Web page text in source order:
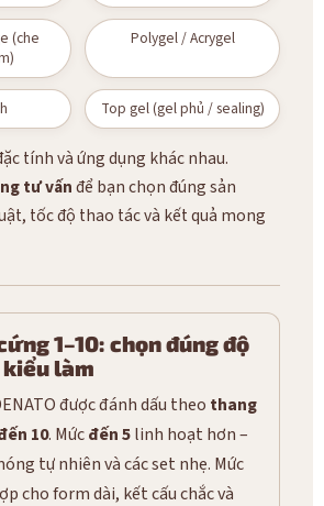
(che
Polygel / Acrygel
Top gel (gel phủ / sealing)
tính và ứng dụng khác nhau.
tư vấnđể bạn chọn đúng sản
tốc độ thao tác và kết quả mong
1–10: chọn đúng độ
làm
được đánh dấu theo thang
10. Mứcđến 5linh hoạt hơn –
tự nhiên và các set nhẹ. Mức
cho form dài, kết cấu chắc và